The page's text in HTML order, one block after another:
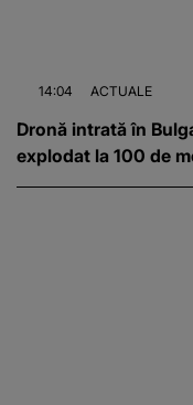
14:04 ACTUALE
Dronă intrată în
explodat la 100 de